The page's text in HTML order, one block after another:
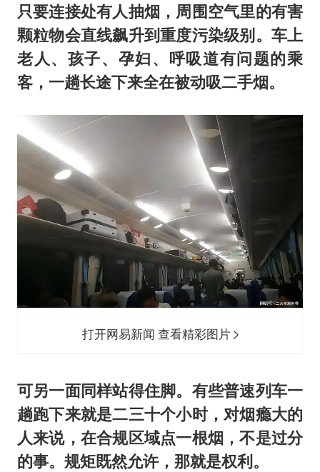
只要连接处有人抽烟，周围空气里的有害
颗粒物会直线飙升到重度污染级别。车上
老人、孩子、孕妇、呼吸道有问题的乘
客，一趟长途下来全在被动吸二手烟。
打开网易新闻 查看精彩图片
可另一面同样站得住脚。有些普速列车一
趟跑下来就是二三十个小时，对烟瘾大的
人来说，在合规区域点一根烟，不是过分
的事。规矩既然允许，那就是权利。